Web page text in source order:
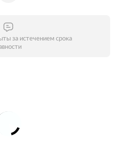
культурную столицу
общественные
за истечением срока